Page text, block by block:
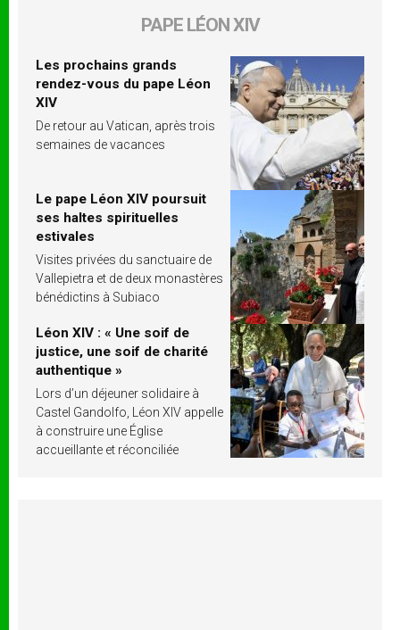
PAPE LÉON XIV
Les prochains grands
rendez-vous du pape Léon
XIV
De retour au Vatican, après trois
semaines de vacances
Le pape Léon XIV poursuit
ses haltes spirituelles
estivales
Visites privées du sanctuaire de
Vallepietra et de deux monastères
bénédictins à Subiaco
Léon XIV : « Une soif de
justice, une soif de charité
authentique »
Lors d’un déjeuner solidaire à
Castel Gandolfo, Léon XIV appelle
à construire une Église
accueillante et réconciliée